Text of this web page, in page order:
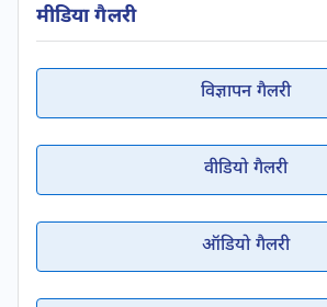
मीडिया गैलरी
विज्ञापन गैलरी
वीडियो गैलरी
ऑडियो गैलरी